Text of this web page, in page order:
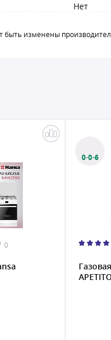
Нет
быть изменены
0
0·0·6